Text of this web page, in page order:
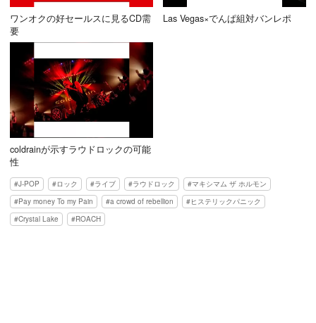
ワンオクの好セールスに見るCD需
要
Las Vegas×でんぱ組対バンレポ
coldrainが示すラウドロックの可能
性
J-POP ロック ライブ ラウドロック
マキシマム ザ ホルモン
Pay money To my Pain
a crowd of rebellion
ヒステリックパニック
Crystal Lake
ROACH